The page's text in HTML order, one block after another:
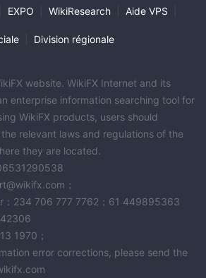
EXPO WikiResearch Aide VPS
Division régionale
website. WikiFX Internet and its
enterprise information searching tool for
WikiFX products, users should
relevant laws and regulations of the
they are located.
；
：234 706 777 7762；61 449895363
1970；
error corrections, please send the